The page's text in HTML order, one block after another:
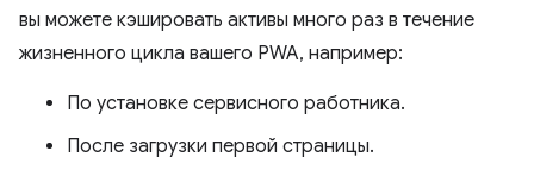
вы можете кэшировать активы много раз в течение
жизненного цикла вашего PWA, например:
По установке сервисного работника.
После загрузки первой страницы.